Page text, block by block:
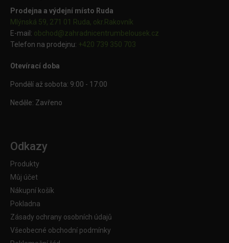
Prodejna a výdejní místo Ruda
Mlýnská 59, 271 01 Ruda, okr.Rakovník
E-mail: obchod@zahradnicentrumbelousek.cz
Telefon na prodejnu: +420 739 350 703
Otevírací doba
Pondělí až sobota: 9:00 - 17:00
Neděle: Zavřeno
Odkazy
Produkty
Můj účet
Nákupní košík
Pokladna
Zásady ochrany osobních údajů
Všeobecné obchodní podmínky